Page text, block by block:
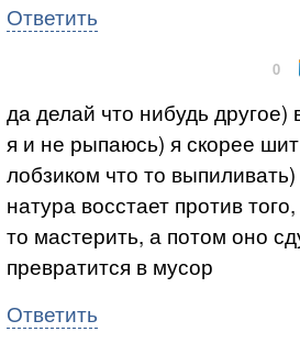
Ответить
0
да делай что нибудь другое)
я и не рыпаюсь) я скорее
лобзиком что то
натура восстает против
то мастерить, а потом оно
превратится в мусор
Ответить